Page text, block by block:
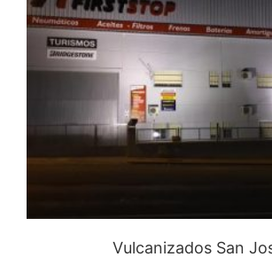
Vulcanizados San